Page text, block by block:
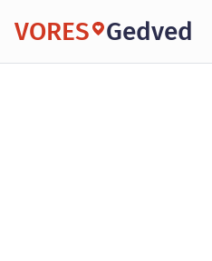
VORES Gedved